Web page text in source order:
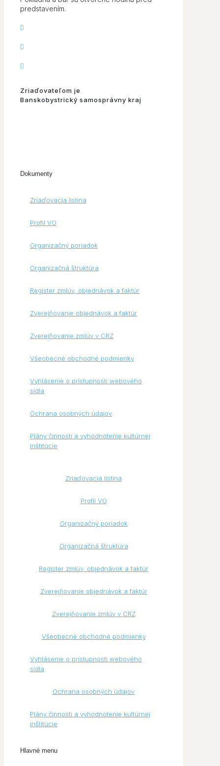
predstavením.
Zriaďovateľom je
Banskobystrický samosprávny kraj
Dokumenty
Zriaďovacia listina
Profil VO
Organizačný poriadok
Organizačná štruktúra
Register zmlúv, objednávok a faktúr
Zverejňovanie objednávok a faktúr
Zverejňovanie zmlúv v CRZ
Všeobecné obchodné podmienky
Vyhlásenie o prístupnosti webového
sídla
Ochrana osobných údajov
Plány činnosti a vyhodnotenie kultúrnej
inštitúcie
Zriaďovacia listina
Profil VO
Organizačný poriadok
Organizačná štruktúra
Register zmlúv, objednávok a faktúr
Zverejňovanie objednávok a faktúr
Zverejňovanie zmlúv v CRZ
Všeobecné obchodné podmienky
Vyhlásenie o prístupnosti webového
sídla
Ochrana osobných údajov
Plány činnosti a vyhodnotenie kultúrnej
inštitúcie
Hlavné menu